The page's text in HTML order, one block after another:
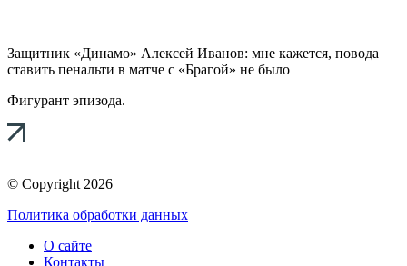
Защитник «Динамо» Алексей Иванов: мне кажется, повода
ставить пенальти в матче с «Брагой» не было
Фигурант эпизода.
© Copyright 2026
Политика обработки данных
О сайте
Контакты